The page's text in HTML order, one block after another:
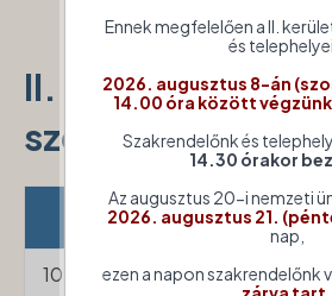
II. kerületi
szolgálatok
Cím
1022 Budapest, Rét utca 3.
Ennek megfelelően a II.
és
2026. augusztus 8-án
14.00 óra között
Szakrendelőnk és
14.30 órakor
Az augusztus 20-i nemzeti
2026. augusztus 21.
nap,
ezen a napon szakrendelőnk